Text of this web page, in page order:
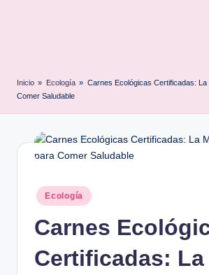
Inicio » Ecología » Carnes Ecológicas Certificadas:
Comer Saludable
Posted
in
Ecología
Carnes
Certificadas: